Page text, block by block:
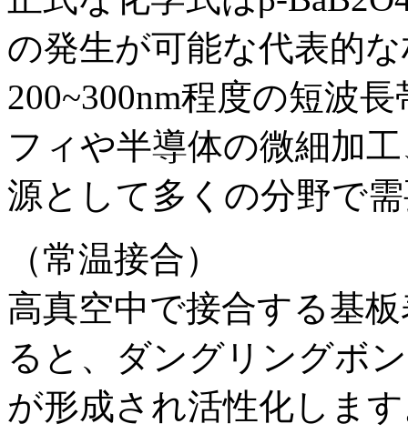
の発生が可能な代表的
200~300nm程度の短波
フィや半導体の微細加
源として多くの分野で
（常温接合）
高真空中で接合する基
ると、ダングリングボ
が形成され活性化しま